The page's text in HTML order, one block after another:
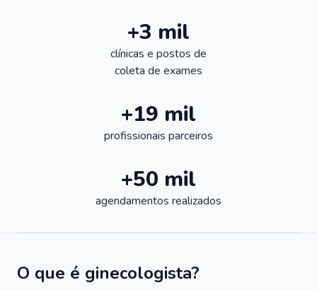
+3 mil
clínicas e postos de
coleta de exames
+19 mil
profissionais parceiros
+50 mil
agendamentos realizados
O que é ginecologista?